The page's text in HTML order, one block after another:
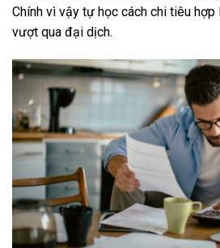
Chính vì vậy tự học cách chi tiêu
vượt qua đại dịch.